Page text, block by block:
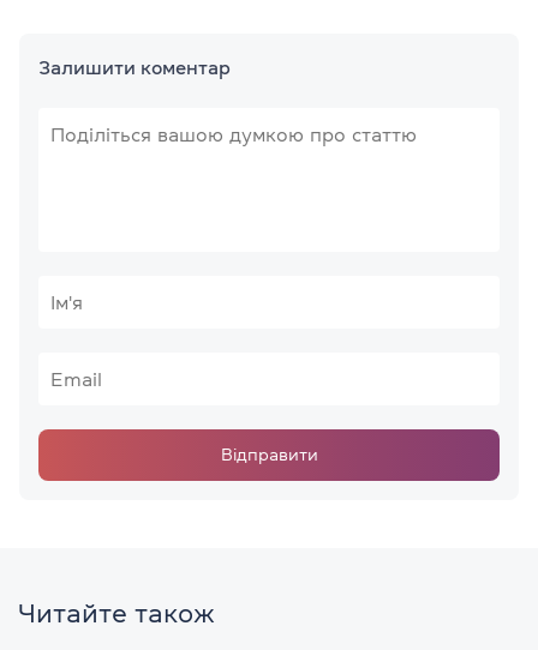
Залишити коментар
Відправити
Читайте також